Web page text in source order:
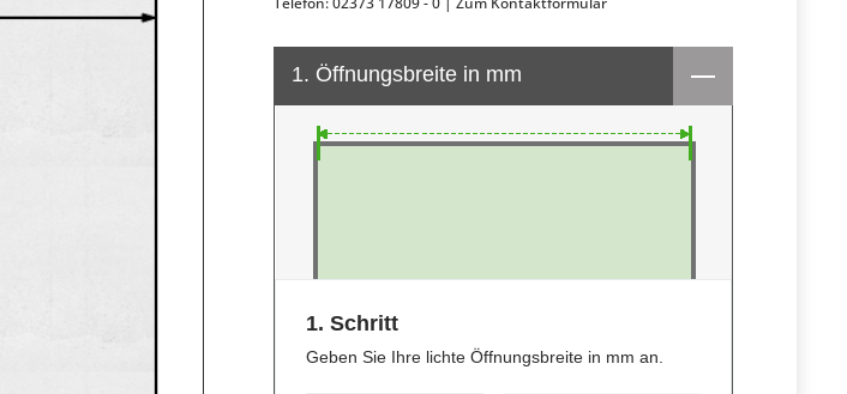
1. Öffnungsbreite in mm
1. Schritt
Geben Sie Ihre lichte Öffnungsbreite in mm an.